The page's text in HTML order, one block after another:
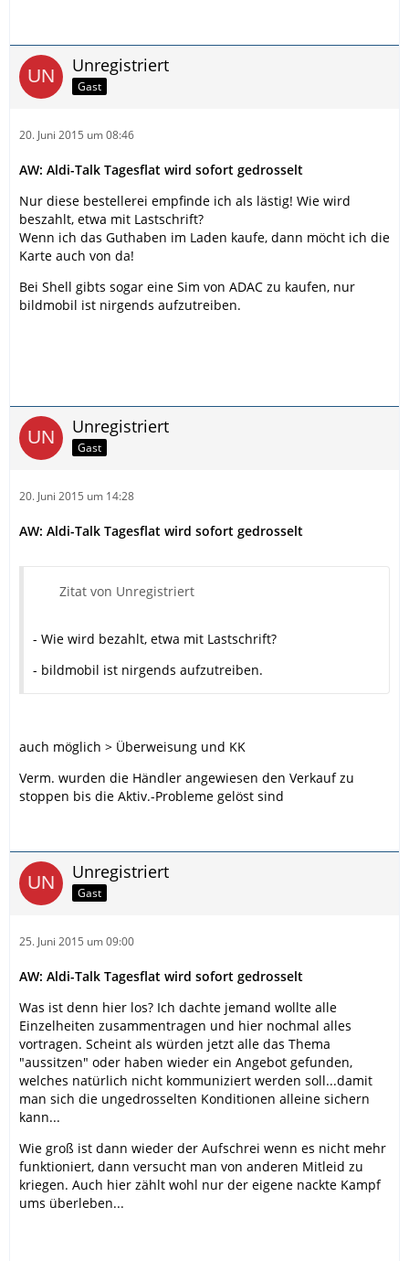
Unregistriert
Gast
20. Juni 2015 um 08:46
AW: Aldi-Talk Tagesflat wird sofort gedrosselt
Nur diese bestellerei empfinde ich als lästig! Wie wird
beszahlt, etwa mit Lastschrift?
Wenn ich das Guthaben im Laden kaufe, dann möcht ich die
Karte auch von da!
Bei Shell gibts sogar eine Sim von ADAC zu kaufen, nur
bildmobil ist nirgends aufzutreiben.
Unregistriert
Gast
20. Juni 2015 um 14:28
AW: Aldi-Talk Tagesflat wird sofort gedrosselt
Zitat von Unregistriert
- Wie wird bezahlt, etwa mit Lastschrift?
- bildmobil ist nirgends aufzutreiben.
auch möglich > Überweisung und KK
Verm. wurden die Händler angewiesen den Verkauf zu
stoppen bis die Aktiv.-Probleme gelöst sind
Unregistriert
Gast
25. Juni 2015 um 09:00
AW: Aldi-Talk Tagesflat wird sofort gedrosselt
Was ist denn hier los? Ich dachte jemand wollte alle
Einzelheiten zusammentragen und hier nochmal alles
vortragen. Scheint als würden jetzt alle das Thema
"aussitzen" oder haben wieder ein Angebot gefunden,
welches natürlich nicht kommuniziert werden soll...damit
man sich die ungedrosselten Konditionen alleine sichern
kann...
Wie groß ist dann wieder der Aufschrei wenn es nicht mehr
funktioniert, dann versucht man von anderen Mitleid zu
kriegen. Auch hier zählt wohl nur der eigene nackte Kampf
ums überleben...